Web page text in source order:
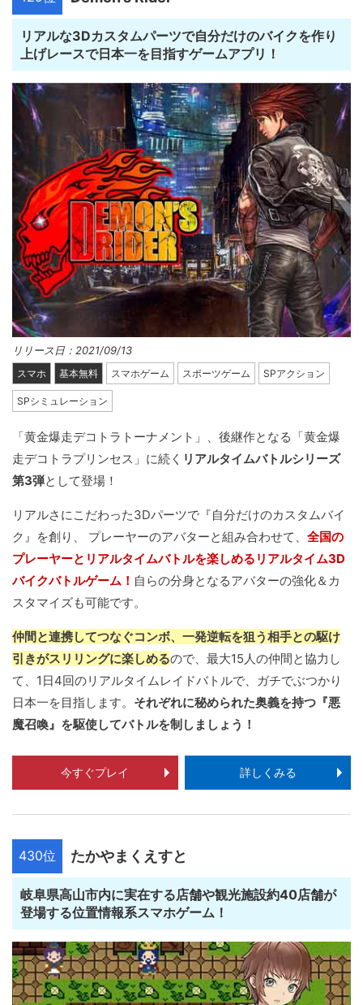
リアルな3Dカスタムパーツで自分だけのバイクを作り
上げレースで日本一を目指すゲームアプリ！
リリース日：2021/09/13
スマホ 基本無料 スマホゲーム スポーツゲーム SPアクション
SPシミュレーション
「黄金爆走デコトラトーナメント」、後継作となる「黄金爆
走デコトラプリンセス」に続く リアルタイムバトルシリーズ
第3弾として登場！
リアルさにこだわった3Dパーツで『自分だけのカスタムバイ
ク』を創り、 プレーヤーのアバターと組み合わせて、 全国の
プレーヤーとリアルタイムバトルを楽しめるリアルタイム3D
バイクバトルゲーム！ 自らの分身となるアバターの強化＆カ
スタマイズも可能です。
仲間と連携してつなぐコンボ、一発逆転を狙う相手との駆け
引きがスリリングに楽しめるので、最大15人の仲間と協力し
て、1日4回のリアルタイムレイドバトルで、ガチでぶつかり
日本一を目指します。 それぞれに秘められた奥義を持つ『悪
魔召喚』を駆使してバトルを制しましょう！
今すぐプレイ 詳しくみる
430位 たかやまくえすと
岐阜県高山市内に実在する店舗や観光施設約40店舗が
登場する位置情報系スマホゲーム！